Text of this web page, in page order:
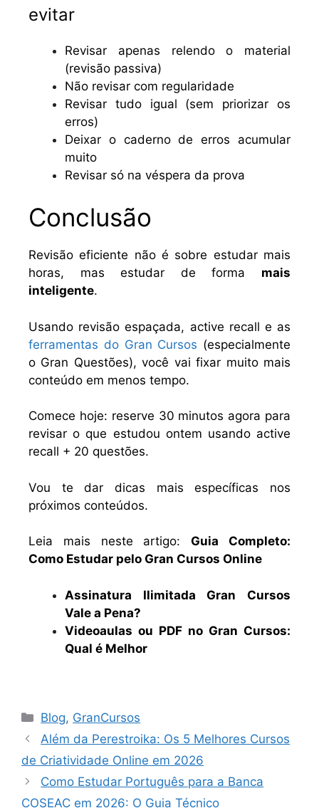
evitar
Revisar apenas relendo o material
(revisão passiva)
Não revisar com regularidade
Revisar tudo igual (sem priorizar os
erros)
Deixar o caderno de erros acumular
muito
Revisar só na véspera da prova
Conclusão
Revisão eficiente não é sobre estudar mais
horas, mas estudar de forma mais
inteligente.
Usando revisão espaçada, active recall e as
ferramentas do Gran Cursos (especialmente
o Gran Questões), você vai fixar muito mais
conteúdo em menos tempo.
Comece hoje: reserve 30 minutos agora para
revisar o que estudou ontem usando active
recall + 20 questões.
Vou te dar dicas mais específicas nos
próximos conteúdos.
Leia mais neste artigo:Guia Completo:
Como Estudar pelo Gran Cursos Online
Assinatura Ilimitada Gran Cursos
Vale a Pena?
Videoaulas ou PDF no Gran Cursos:
Qual é Melhor
Blog, GranCursos
Além da Perestroika: Os 5 Melhores Cursos
de Criatividade Online em 2026
Como Estudar Português para a Banca
COSEAC em 2026: O Guia Técnico